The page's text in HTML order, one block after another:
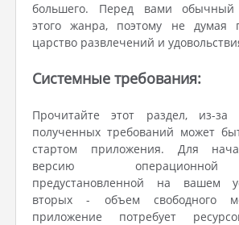
большего. Перед вами обычный
этого жанра, поэтому не думая
царство развлечений и
Системные требования:
Прочитайте этот раздел, из-за
полученных требований может
стартом приложения. Для
версию
предустановленной на вашем
вторых - объем свободного
приложение потребует